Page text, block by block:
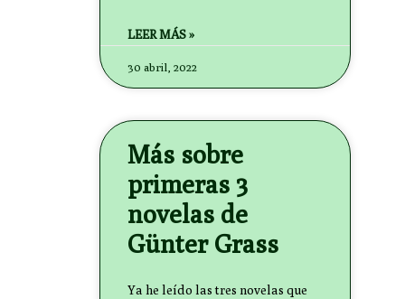
LEER MÁS »
30 abril, 2022
Más sobre
primeras 3
novelas de
Günter Grass
Ya he leído las tres novelas que